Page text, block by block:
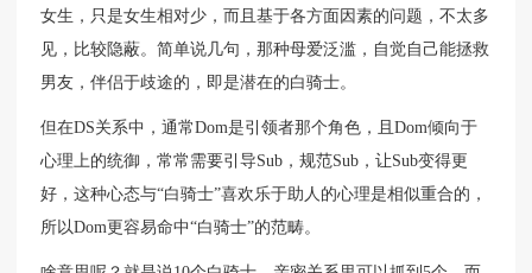
女生，只是女生相对少，而且基于各方面因素的问题，不太多
见，比较隐蔽。简单说几句，那种母爱泛滥，自觉自己能拯救
男友，伴侣于歧途的，即是潜在的白骑士。
但在DS关系中，通常Dom是引领者那个角色，且Dom倾向于
心理上的统御，常常需要引导Sub，规范Sub，让Sub变得更
好，这种心态与“白骑士”喜欢乐于助人的心理是相似重合的，
所以Dom更容易命中“白骑士”的范畴。